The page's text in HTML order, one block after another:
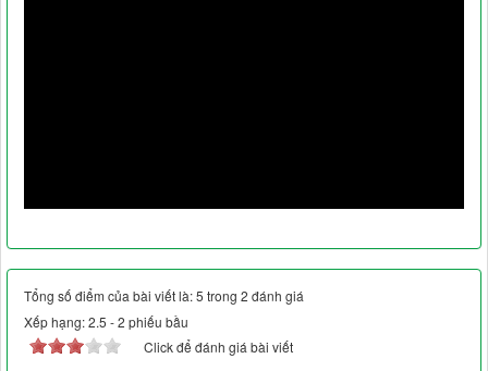
Tổng số điểm của bài viết là: 5 trong 2 đánh giá
Xếp hạng:2.5 -2 phiếu bầu
Click để đánh giá bài viết